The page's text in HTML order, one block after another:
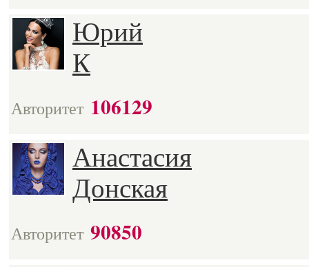
Юрий
К
Авторитет 106129
Анастасия
Донская
Авторитет 90850